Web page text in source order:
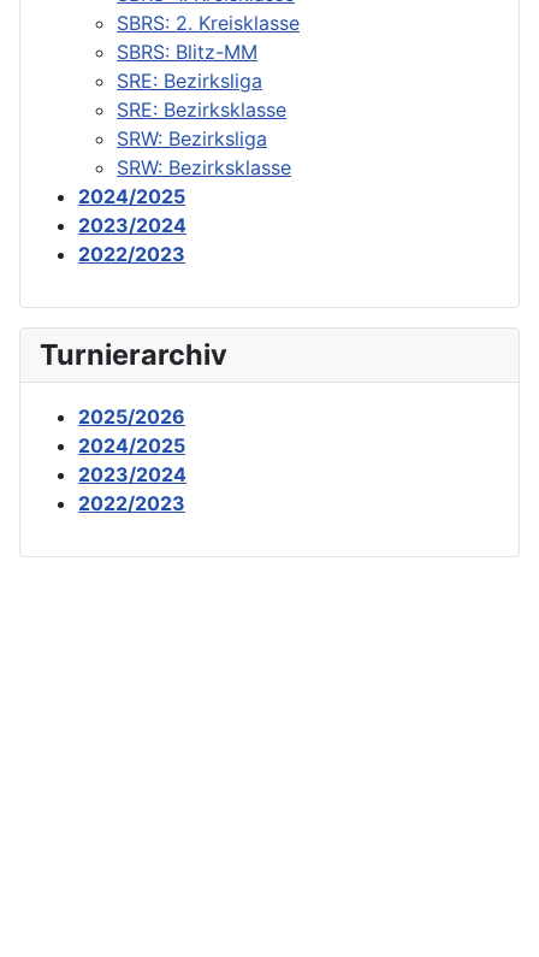
SBRS: 2. Kreisklasse
SBRS: Blitz-MM
SRE: Bezirksliga
SRE: Bezirksklasse
SRW: Bezirksliga
SRW: Bezirksklasse
2024/2025
2023/2024
2022/2023
Turnierarchiv
2025/2026
2024/2025
2023/2024
2022/2023